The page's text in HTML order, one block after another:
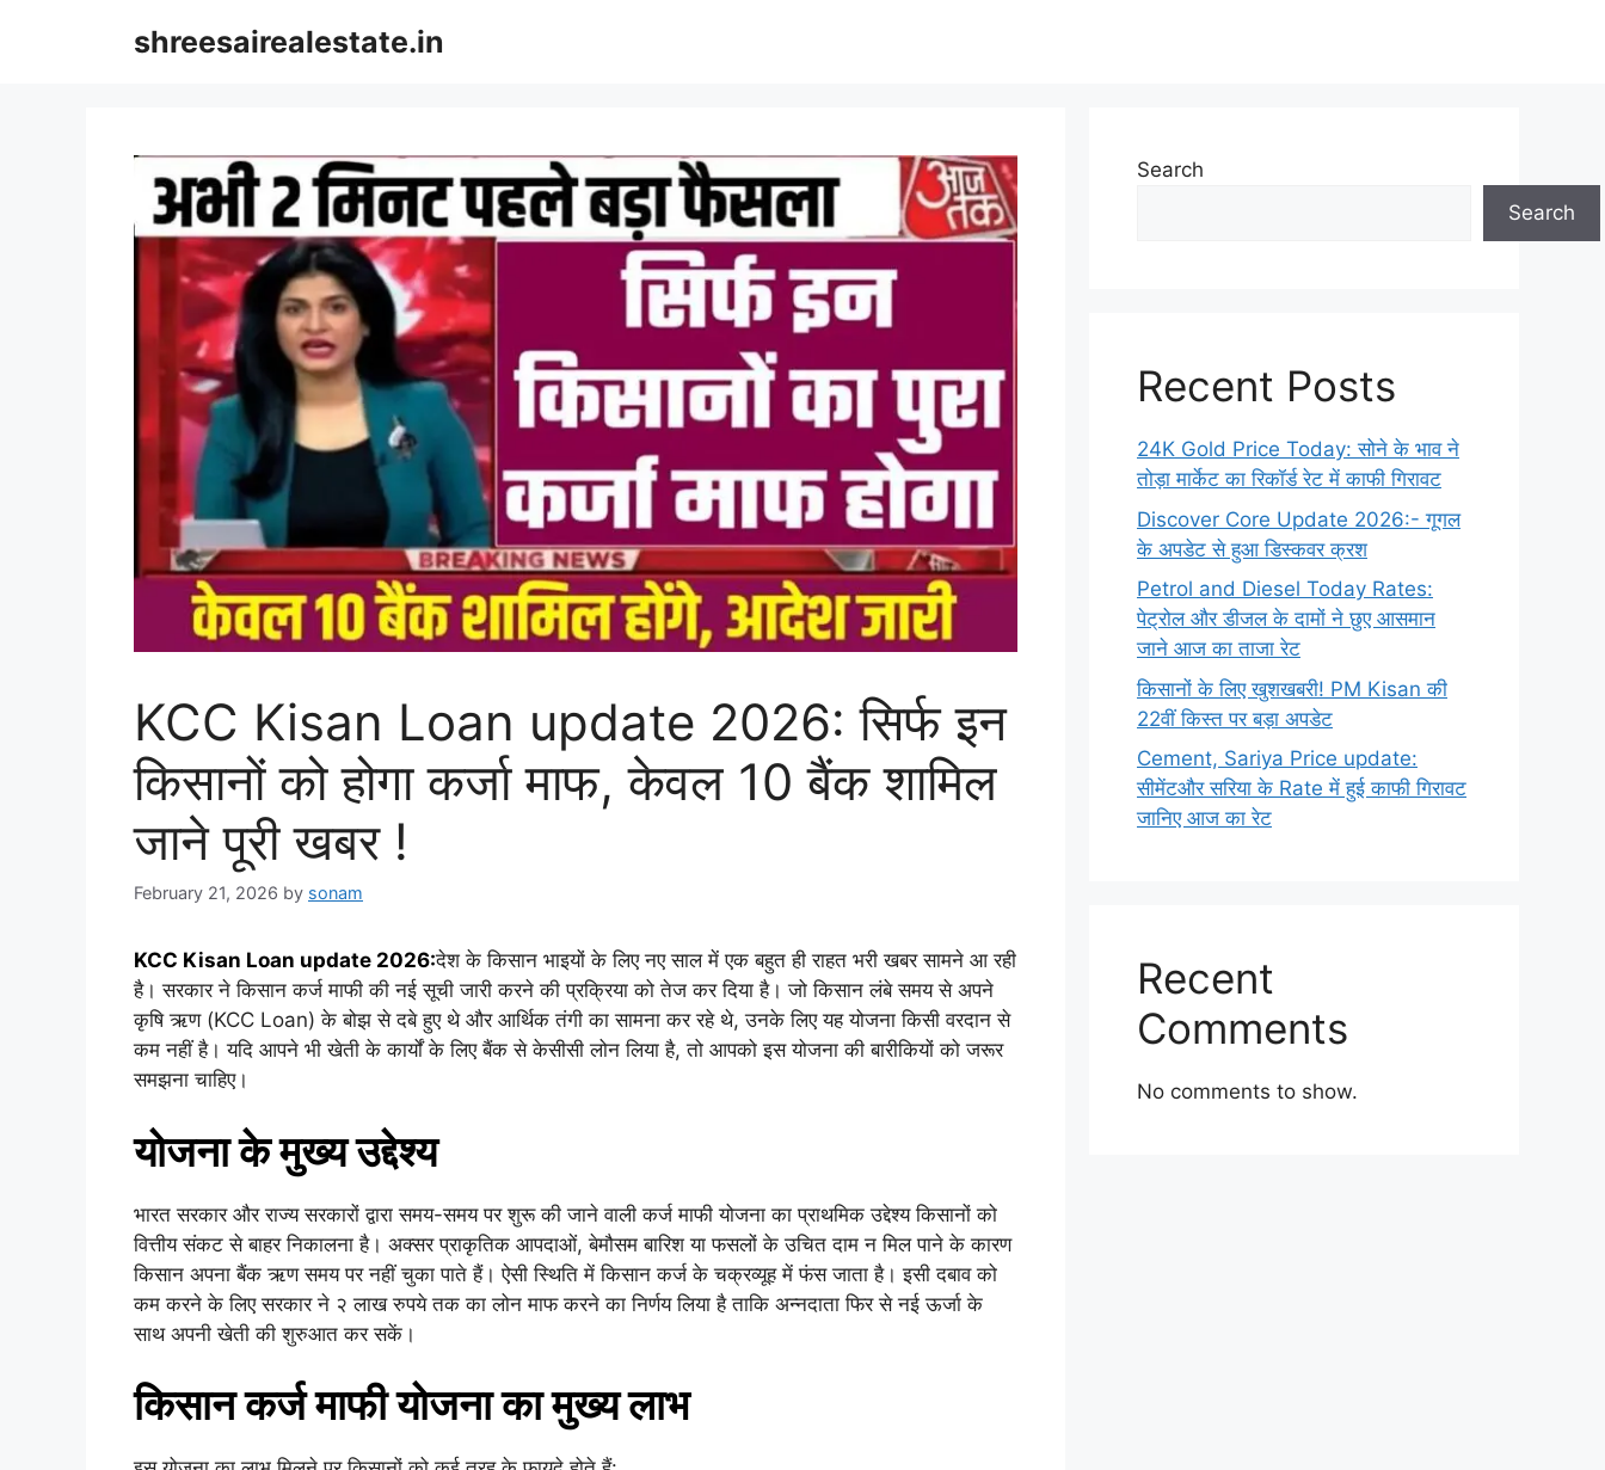
shreesairealestate.in
KCC Kisan Loan update 2026: सिर्फ इन
किसानों को होगा कर्जा माफ, केवल 10 बैंक शामिल
जाने पूरी खबर !
February 21, 2026 by sonam
KCC Kisan Loan update 2026:देश के किसान भाइयों के लिए नए साल में एक बहुत ही राहत भरी खबर सामने आ रही
है। सरकार ने किसान कर्ज माफी की नई सूची जारी करने की प्रक्रिया को तेज कर दिया है। जो किसान लंबे समय से अपने
कृषि ऋण (KCC Loan) के बोझ से दबे हुए थे और आर्थिक तंगी का सामना कर रहे थे, उनके लिए यह योजना किसी वरदान से
कम नहीं है। यदि आपने भी खेती के कार्यों के लिए बैंक से केसीसी लोन लिया है, तो आपको इस योजना की बारीकियों को जरूर
समझना चाहिए।
योजना के मुख्य उद्देश्य
भारत सरकार और राज्य सरकारों द्वारा समय-समय पर शुरू की जाने वाली कर्ज माफी योजना का प्राथमिक उद्देश्य किसानों को
वित्तीय संकट से बाहर निकालना है। अक्सर प्राकृतिक आपदाओं, बेमौसम बारिश या फसलों के उचित दाम न मिल पाने के कारण
किसान अपना बैंक ऋण समय पर नहीं चुका पाते हैं। ऐसी स्थिति में किसान कर्ज के चक्रव्यूह में फंस जाता है। इसी दबाव को
कम करने के लिए सरकार ने २ लाख रुपये तक का लोन माफ करने का निर्णय लिया है ताकि अन्नदाता फिर से नई ऊर्जा के
साथ अपनी खेती की शुरुआत कर सकें।
किसान कर्ज माफी योजना का मुख्य लाभ
Search
Search
Recent Posts
24K Gold Price Today: सोने के भाव ने
तोड़ा मार्केट का रिकॉर्ड रेट में काफी गिरावट
Discover Core Update 2026:- गूगल
के अपडेट से हुआ डिस्कवर क्रश
Petrol and Diesel Today Rates:
पेट्रोल और डीजल के दामों ने छुए आसमान
जाने आज का ताजा रेट
किसानों के लिए खुशखबरी! PM Kisan की
22वीं किस्त पर बड़ा अपडेट
Cement, Sariya Price update:
सीमेंटऔर सरिया के Rate में हुई काफी गिरावट
जानिए आज का रेट
Recent
Comments
No comments to show.